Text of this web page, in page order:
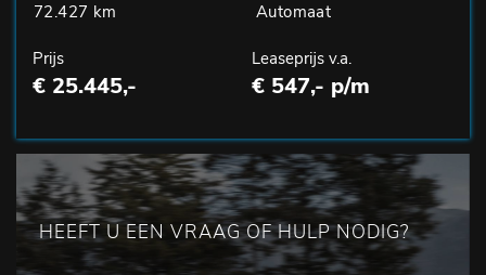
72.427 km
Automaat
Prijs
€ 25.445,-
Leaseprijs v.a.
€ 547,- p/m
HEEFT U EEN VRAAG OF HULP NODIG?